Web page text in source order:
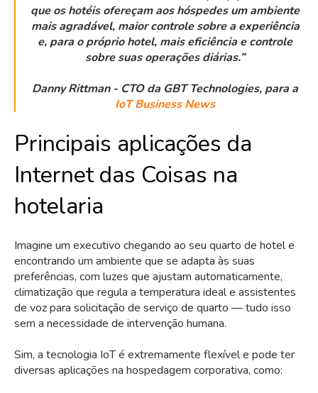
que os hotéis ofereçam aos hóspedes um ambiente
mais agradável, maior controle sobre a experiência
e, para o próprio hotel, mais eficiência e controle
sobre suas operações diárias.”
Danny Rittman - CTO da GBT Technologies, para a
IoT Business News
Principais aplicações da
Internet das Coisas na
hotelaria
Imagine um executivo chegando ao seu quarto de hotel e
encontrando um ambiente que se adapta às suas
preferências, com luzes que ajustam automaticamente,
climatização que regula a temperatura ideal e assistentes
de voz para solicitação de serviço de quarto — tudo isso
sem a necessidade de intervenção humana.
Sim, a tecnologia IoT é extremamente flexível e pode ter
diversas aplicações na hospedagem corporativa, como: